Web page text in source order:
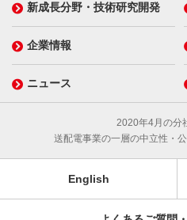
新成長分野・技術研究開発
企業情報
ニュース
2020年4月の分
送配電事業の一層の中立性・
English